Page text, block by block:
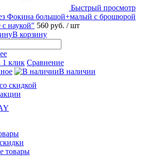
Быстрый просмотр
Фокина большой+малый с брошюрой
наукой" 560 руб. / шт
В корзину
1 клик Сравнение
В наличии
скидкой
товары